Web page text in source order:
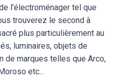
l'électroménager tel que
trouverez le second à
plus particulièrement au
luminaires, objets de
de marques telles que Arco,
etc...